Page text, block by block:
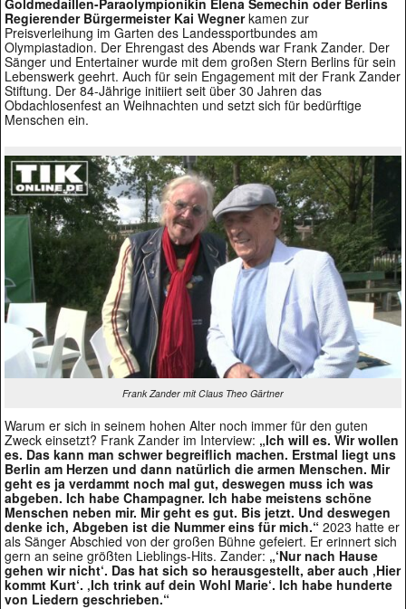
Regierender Bürgermeister Kai Wegnerkamen zur
Preisverleihung im Garten des Landessportbundes am
Olympiastadion. Der Ehrengast des Abends war Frank Zander. Der
Sänger und Entertainer wurde mit dem großen Stern Berlins für sein
Lebenswerk geehrt. Auch für sein Engagement mit der Frank Zander
Stiftung. Der 84-Jährige initiiert seit über 30 Jahren das
Obdachlosenfest an Weihnachten und setzt sich für bedürftige
Menschen ein.
Frank Zander mit Claus Theo Gärtner
Warum er sich in seinem hohen Alter noch immer für den guten
Zweck einsetzt? Frank Zander im Interview: „Ich will es. Wir wollen
es. Das kann man schwer begreiflich machen. Erstmal liegt uns
Berlin am Herzen und dann natürlich die armen Menschen. Mir
geht es ja verdammt noch mal gut, deswegen muss ich was
abgeben. Ich habe Champagner. Ich habe meistens schöne
Menschen neben mir. Mir geht es gut. Bis jetzt. Und deswegen
denke ich, Abgeben ist die Nummer eins für mich.“2023 hatte er
als Sänger Abschied von der großen Bühne gefeiert. Er erinnert sich
gern an seine größten Lieblings-Hits. Zander: „‘Nur nach Hause
gehen wir nicht‘. Das hat sich so herausgestellt, aber auch ‚Hier
kommt Kurt‘. ‚Ich trink auf dein Wohl Marie‘. Ich habe hunderte
von Liedern geschrieben.“